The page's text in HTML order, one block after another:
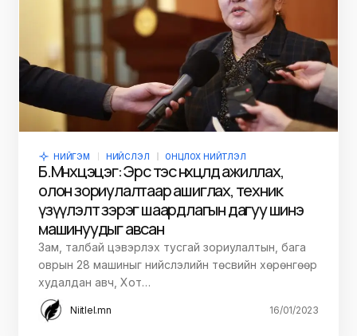
НИЙГЭМ НИЙСЛЭЛ ОНЦЛОХ НИЙТЛЭЛ
Б.Мөнхцэцэг: Эрс тэс нөхцөлд ажиллах,
олон зориулалтаар ашиглах, техник
үзүүлэлт зэрэг шаардлагын дагуу шинэ
машинуудыг авсан
Зам, талбай цэвэрлэх тусгай зориулалтын, бага
оврын 28 машиныг нийслэлийн төсвийн хөрөнгөөр
худалдан авч, Хот…
Niitlel.mn 16/01/2023